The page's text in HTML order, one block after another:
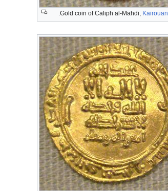
Gold coin of Caliph al-Mahdi, Kairouan